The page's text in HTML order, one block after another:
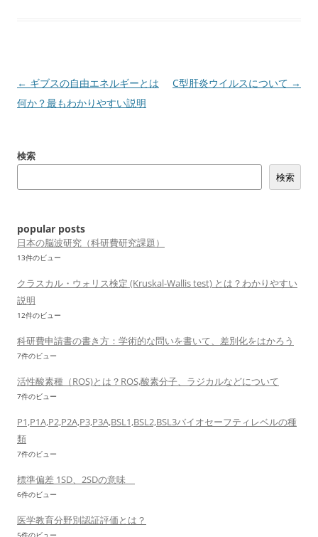
投
稿
ゲ
ン
← ギブスの自由エネルギーとは
何か？最もわかりやすい説明
C型肝炎ウイルスについて →
検索
検索
popular posts
日本の脳波研究（科研費研究課題）
13件のビュー
クラスカル・ウォリス検定 (Kruskal-Wallis test) とは？わかりやすい
説明
12件のビュー
科研費申請書の書き方：学術的な問いを書いて、差別化をはかろう
7件のビュー
活性酸素種（ROS)とは？ROS,酸素分子、ラジカルなどについて
7件のビュー
P1,P1A,P2,P2A,P3,P3A,BSL1,BSL2,BSL3バイオセーフティレベルの種
類
7件のビュー
標準偏差 1SD、2SDの意味
6件のビュー
医学教育分野別認証評価とは？
5件のビュー